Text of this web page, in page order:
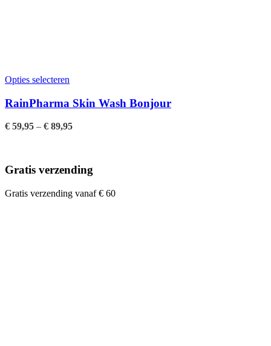
Opties selecteren
RainPharma Skin Wash Bonjour
€ 59,95 – € 89,95
Gratis verzending
Gratis verzending vanaf € 60